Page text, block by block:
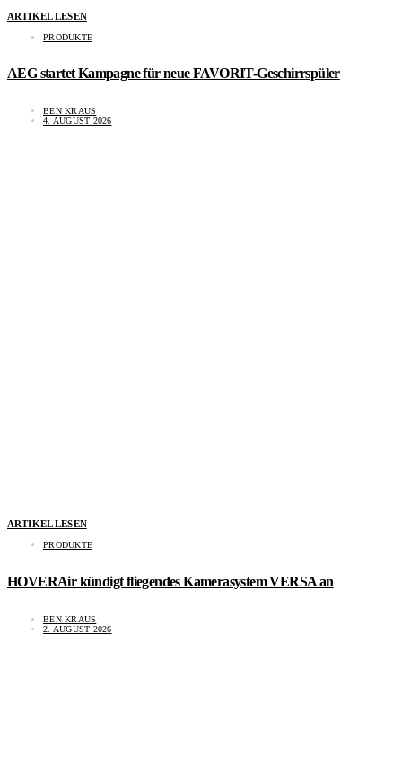
ARTIKEL LESEN
PRODUKTE
AEG startet Kampagne für neue FAVORIT-Geschirrspüler
BEN KRAUS
4. AUGUST 2026
ARTIKEL LESEN
PRODUKTE
HOVERAir kündigt fliegendes Kamerasystem VERSA an
BEN KRAUS
2. AUGUST 2026